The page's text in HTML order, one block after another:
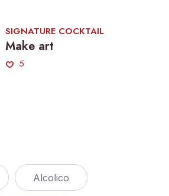
SIGNATURE COCKTAIL
Make art
5
Alcolico